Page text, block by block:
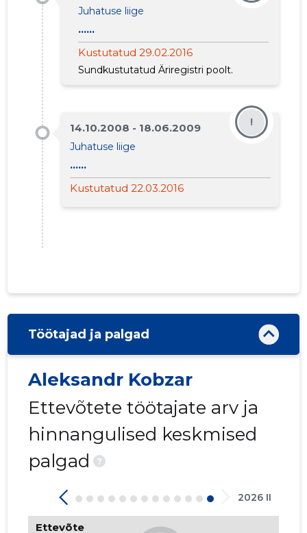
Juhatuse liige
......
Kustutatud 29.02.2016
Sundkustutatud Äriregistri poolt.
14.10.2008 - 18.06.2009
Juhatuse liige
......
Kustutatud 22.03.2016
!
Töötajad ja palgad
Aleksandr Kobzar
Ettevõtete töötajate arv ja
hinnangulised keskmised
palgad
?
2026 II
Ettevõte